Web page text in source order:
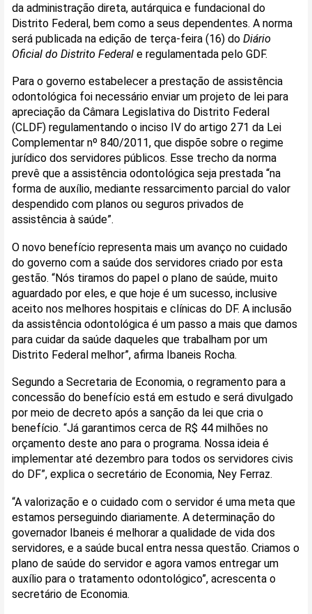
da administração direta, autárquica e fundacional do
Distrito Federal, bem como a seus dependentes. A norma
será publicada na edição de terça-feira (16) do Diário
Oficial do Distrito Federale regulamentada pelo GDF.
Para o governo estabelecer a prestação de assistência
odontológica foi necessário enviar um projeto de lei para
apreciação da Câmara Legislativa do Distrito Federal
(CLDF) regulamentando o inciso IV do artigo 271 da Lei
Complementar nº 840/2011, que dispõe sobre o regime
jurídico dos servidores públicos. Esse trecho da norma
prevê que a assistência odontológica seja prestada “na
forma de auxílio, mediante ressarcimento parcial do valor
despendido com planos ou seguros privados de
assistência à saúde”.
O novo benefício representa mais um avanço no cuidado
do governo com a saúde dos servidores criado por esta
gestão. “Nós tiramos do papel o plano de saúde, muito
aguardado por eles, e que hoje é um sucesso, inclusive
aceito nos melhores hospitais e clínicas do DF. A inclusão
da assistência odontológica é um passo a mais que damos
para cuidar da saúde daqueles que trabalham por um
Distrito Federal melhor”, afirma Ibaneis Rocha.
Segundo a Secretaria de Economia, o regramento para a
concessão do benefício está em estudo e será divulgado
por meio de decreto após a sanção da lei que cria o
benefício. “Já garantimos cerca de R$ 44 milhões no
orçamento deste ano para o programa. Nossa ideia é
implementar até dezembro para todos os servidores civis
do DF”, explica o secretário de Economia, Ney Ferraz.
“A valorização e o cuidado com o servidor é uma meta que
estamos perseguindo diariamente. A determinação do
governador Ibaneis é melhorar a qualidade de vida dos
servidores, e a saúde bucal entra nessa questão. Criamos o
plano de saúde do servidor e agora vamos entregar um
auxílio para o tratamento odontológico”, acrescenta o
secretário de Economia.